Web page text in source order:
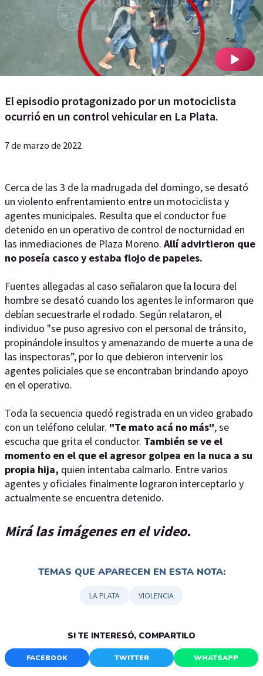
El episodio protagonizado por un motociclista
ocurrió en un control vehicular en La Plata.
7 de marzo de 2022
Cerca de las 3 de la madrugada del domingo, se desató
un violento enfrentamiento entre un motociclista y
agentes municipales. Resulta que el conductor fue
detenido en un operativo de control de nocturnidad en
las inmediaciones de Plaza Moreno. Allí advirtieron que
no poseía casco y estaba flojo de papeles.
Fuentes allegadas al caso señalaron que la locura del
hombre se desató cuando los agentes le informaron que
debían secuestrarle el rodado. Según relataron, el
individuo "se puso agresivo con el personal de tránsito,
propinándole insultos y amenazando de muerte a una de
las inspectoras”, por lo que debieron intervenir los
agentes policiales que se encontraban brindando apoyo
en el operativo.
Toda la secuencia quedó registrada en un video grabado
con un teléfono celular. "Te mato acá no más", se
escucha que grita el conductor. También se ve el
momento en el que el agresor golpea en la nuca a su
propia hija, quien intentaba calmarlo. Entre varios
agentes y oficiales finalmente lograron interceptarlo y
actualmente se encuentra detenido.
Mirá las imágenes en el video.
TEMAS QUE APARECEN EN ESTA NOTA:
LA PLATA VIOLENCIA
SI TE INTERESÓ, COMPARTILO
FACEBOOK TWITTER WHATSAPP